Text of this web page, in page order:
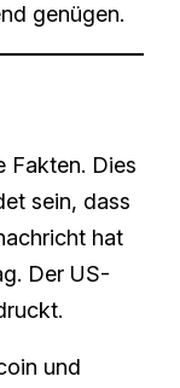
genügen.
Fakten. Dies
sein, dass
hat
Der US-
und